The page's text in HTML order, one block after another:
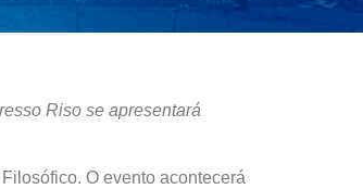
Riso se apresentará
O evento acontecerá